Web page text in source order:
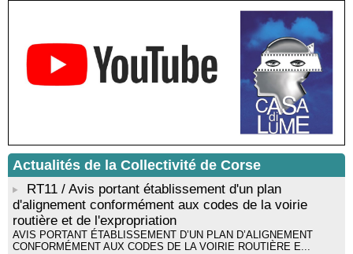
Rencontre / dédicace avec Lucrèce Luciani autour de son
livre « La ballade du pendu du Niolu» - Mediateca territuriale di
Santa Lucia di Tallà
Mise en musique d’un livre jeunesse par Annik Meschinet,
musicienne pédagogue : Ateliers d’expression sonore, vocale,
rythmique et corporelle - Mediateca territuriale di Santa Lucia di
! Événement reporté ! Cycle de conférences peinture animé
par Alexandre Dominati - Mediateca territuriale di Santa Lucia di
Tallà
Actualités de la Collectivité de Corse
RT11 / Avis portant établissement d'un plan
d'alignement conformément aux codes de la voirie
routière et de l'expropriation
AVIS PORTANT ÉTABLISSEMENT D’UN PLAN D’ALIGNEMENT
CONFORMÉMENT AUX CODES DE LA VOIRIE ROUTIÈRE E...